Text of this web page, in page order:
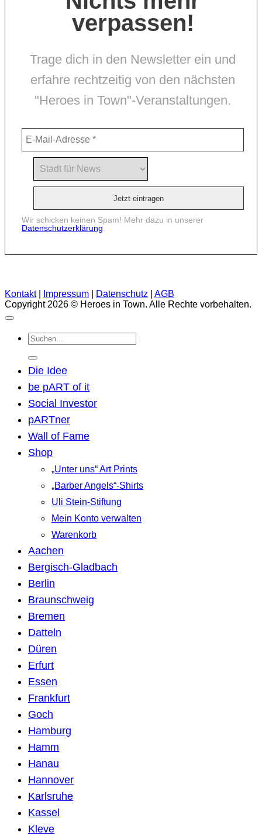
verpassen!
Trage dich in den Newsletter ein und
erfahre rechtzeitig von den nächsten
"Heroes in Town"-Veranstaltungen.
Wir schicken keinen Spam! Mehr dazu in unserer
Datenschutzerklärung.
Kontakt| Impressum Datenschutz
AGB
Copyright 2026 © Heroes in Town. Alle Rechte vorbehalten.
Suchen
nach:
Die Idee
be pART of it
Social Investor
pARTner
Wall of Fame
Shop
„Unter uns“ Art Prints
„Barber Angels“-Shirts
Uli Stein-Stiftung
Mein Konto verwalten
Warenkorb
Aachen
Bergisch-Gladbach
Berlin
Braunschweig
Bremen
Datteln
Düren
Erfurt
Essen
Frankfurt
Goch
Hamburg
Hamm
Hanau
Hannover
Karlsruhe
Kassel
Kleve